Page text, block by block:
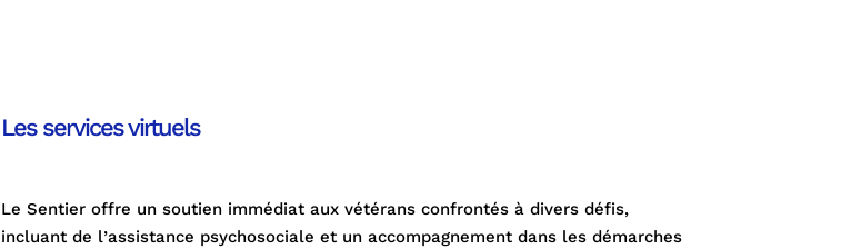
Les services virtuels
Le Sentier offre un soutien immédiat aux vétérans confrontés à divers défis,
incluant de l’assistance psychosociale et un accompagnement dans les démarches